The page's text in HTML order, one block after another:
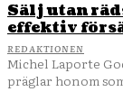
Sälj utan
effektiv
REDAKTIONEN
Michel Laporte
präglar honom